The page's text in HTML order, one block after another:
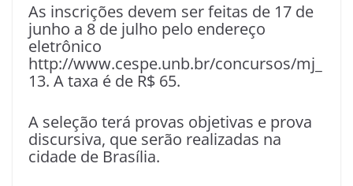
As inscrições devem ser feitas de 17 de
junho a 8 de julho pelo endereço
eletrônico
http://www.cespe.unb.br/concursos/mj_
13. A taxa é de R$ 65.
A seleção terá provas objetivas e prova
discursiva, que serão realizadas na
cidade de Brasília.